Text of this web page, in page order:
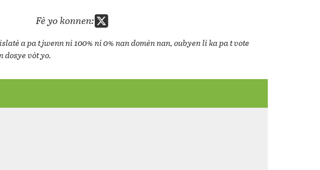
Fè yo konnen:
a pa t jwenn ni 100% ni 0% nan domèn nan, oubyen li ka pa t vote
dosye vòt yo.